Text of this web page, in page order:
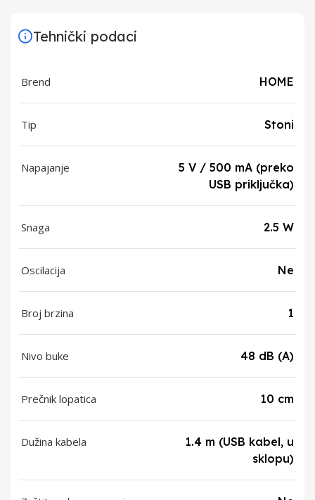
Tehnički podaci
Brend HOME
Tip Stoni
Napajanje
5 V / 500 mA (preko
USB priključka)
Snaga 2.5 W
Oscilacija Ne
Broj brzina 1
Nivo buke 48 dB (A)
Prečnik lopatica 10 cm
Dužina kabela
1.4 m (USB kabel, u
sklopu)